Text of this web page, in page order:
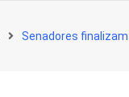
Senadores